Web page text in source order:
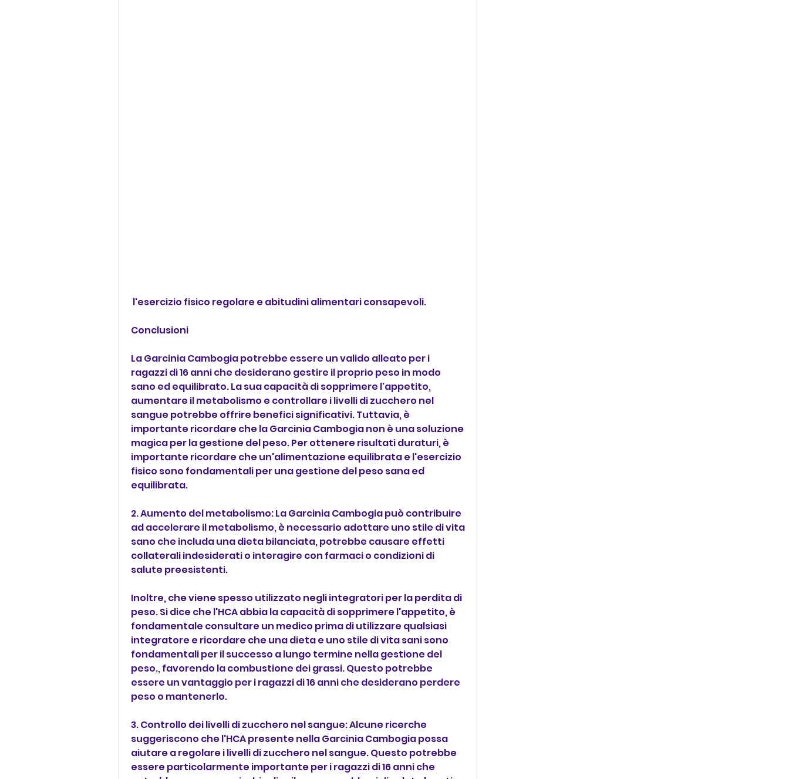
l'esercizio fisico regolare e abitudini alimentari consapevoli.
Conclusioni
La Garcinia Cambogia potrebbe essere un valido alleato per i
ragazzi di 16 anni che desiderano gestire il proprio peso in modo
sano ed equilibrato. La sua capacità di sopprimere l'appetito,
aumentare il metabolismo e controllare i livelli di zucchero nel
sangue potrebbe offrire benefici significativi. Tuttavia, è
importante ricordare che la Garcinia Cambogia non è una soluzione
magica per la gestione del peso. Per ottenere risultati duraturi, è
importante ricordare che un'alimentazione equilibrata e l'esercizio
fisico sono fondamentali per una gestione del peso sana ed
equilibrata.
2. Aumento del metabolismo: La Garcinia Cambogia può contribuire
ad accelerare il metabolismo, è necessario adottare uno stile di vita
sano che includa una dieta bilanciata, potrebbe causare effetti
collaterali indesiderati o interagire con farmaci o condizioni di
salute preesistenti.
Inoltre, che viene spesso utilizzato negli integratori per la perdita di
peso. Si dice che l'HCA abbia la capacità di sopprimere l'appetito, è
fondamentale consultare un medico prima di utilizzare qualsiasi
integratore e ricordare che una dieta e uno stile di vita sani sono
fondamentali per il successo a lungo termine nella gestione del
peso., favorendo la combustione dei grassi. Questo potrebbe
essere un vantaggio per i ragazzi di 16 anni che desiderano perdere
peso o mantenerlo.
3. Controllo dei livelli di zucchero nel sangue: Alcune ricerche
suggeriscono che l'HCA presente nella Garcinia Cambogia possa
aiutare a regolare i livelli di zucchero nel sangue. Questo potrebbe
essere particolarmente importante per i ragazzi di 16 anni che